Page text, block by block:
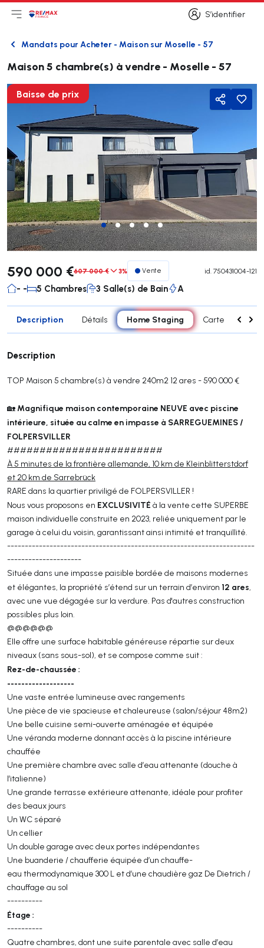
S’identifier
S’identifier
Ouvrir le menu principal
Logo
RetourMandats pour Acheter - Maison sur Moselle - 57
Maison 5 chambre(s) à vendre - Moselle - 57
Baisse de prix
Partager
590 000 €607 000 € 3% Vente id. 750431004-121
- - 5 Chambres 3 Salle(s) de Bain A
Description Détails Home Staging Carte
Description
TOP Maison 5 chambre(s) à vendre 240m2 12 ares - 590 000 €
🏡 Magnifique maison contemporaine NEUVE avec piscine
intérieure, située au calme en impasse à SARREGUEMINES /
FOLPERSVILLER
########################
À 5 minutes de la frontière allemande, 10 km de Kleinblitterstdorf
et 20 km de Sarrebrück
RARE dans la quartier priviligé de FOLPERSVILLER !
Nous vous proposons en EXCLUSIVITÉ à la vente cette SUPERBE
maison individuelle construite en 2023, reliée uniquement par le
garage à celui du voisin, garantissant ainsi intimité et tranquillité.
----------------------------------------------------------------------
---------------------
Située dans une impasse paisible bordée de maisons modernes
et élégantes, la propriété s’étend sur un terrain d’environ 12 ares,
avec une vue dégagée sur la verdure. Pas d'autres construction
possibles plus loin.
@@@@@@
Elle offre une surface habitable généreuse répartie sur deux
niveaux (sans sous-sol), et se compose comme suit :
Rez-de-chaussée :
-------------------
Une vaste entrée lumineuse avec rangements
Une pièce de vie spacieuse et chaleureuse (salon/séjour 48m2)
Une belle cuisine semi-ouverte aménagée et équipée
Une véranda moderne donnant accès à la piscine intérieure
chauffée
Une première chambre avec salle d’eau attenante (douche à
l’italienne)
Une grande terrasse extérieure attenante, idéale pour profiter
des beaux jours
Un WC séparé
Un cellier
Un double garage avec deux portes indépendantes
Une buanderie / chaufferie équipée d’un chauffe-
eau thermodynamique 300 L et d’une chaudière gaz De Dietrich /
chauffage au sol
----------
Étage :
----------
Quatre chambres, dont une suite parentale avec salle d’eau